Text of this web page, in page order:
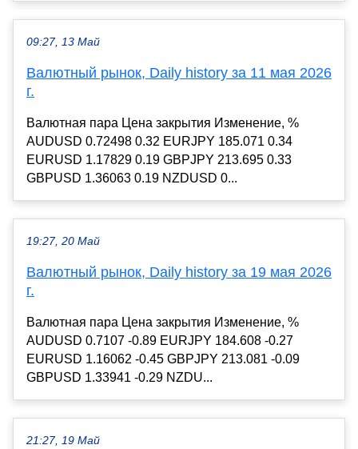
09:27, 13 Май
Валютный рынок, Daily history за 11 мая 2026
г.
Валютная пара Цена закрытия Изменение, %
AUDUSD 0.72498 0.32 EURJPY 185.071 0.34
EURUSD 1.17829 0.19 GBPJPY 213.695 0.33
GBPUSD 1.36063 0.19 NZDUSD 0...
19:27, 20 Май
Валютный рынок, Daily history за 19 мая 2026
г.
Валютная пара Цена закрытия Изменение, %
AUDUSD 0.7107 -0.89 EURJPY 184.608 -0.27
EURUSD 1.16062 -0.45 GBPJPY 213.081 -0.09
GBPUSD 1.33941 -0.29 NZDU...
21:27, 19 Май